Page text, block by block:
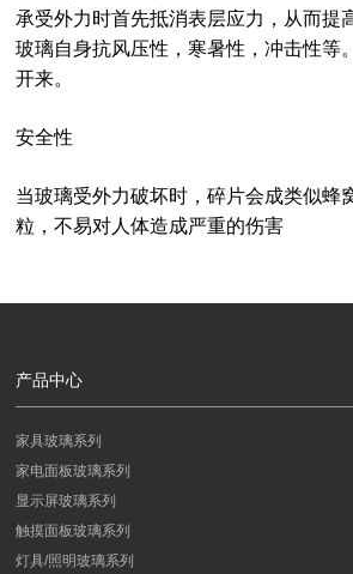
承受外力时首先抵消表层应力，从而提
玻璃自身抗风压性，寒暑性，冲击性等
开来。
安全性
当玻璃受外力破坏时，碎片会成类似蜂
粒，不易对人体造成严重的伤害
产品中心
家具玻璃系列
家电面板玻璃系列
显示屏玻璃系列
触摸面板玻璃系列
灯具/照明玻璃系列